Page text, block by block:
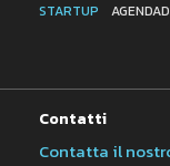
STARTUP
Contatti
Contatta il